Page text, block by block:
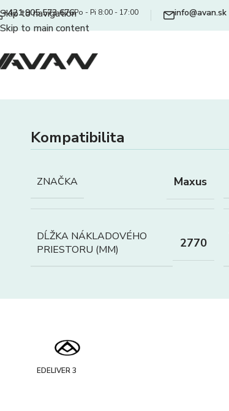
Skip to navigation
Skip to main content
+421 905 573 676Po - Pi 8:00 - 17:00 info@avan.sk
Kompatibilita
ZNAČKA Maxus
DĹŽKA NÁKLADOVÉHO
PRIESTORU (MM)
2770
EDELIVER 3